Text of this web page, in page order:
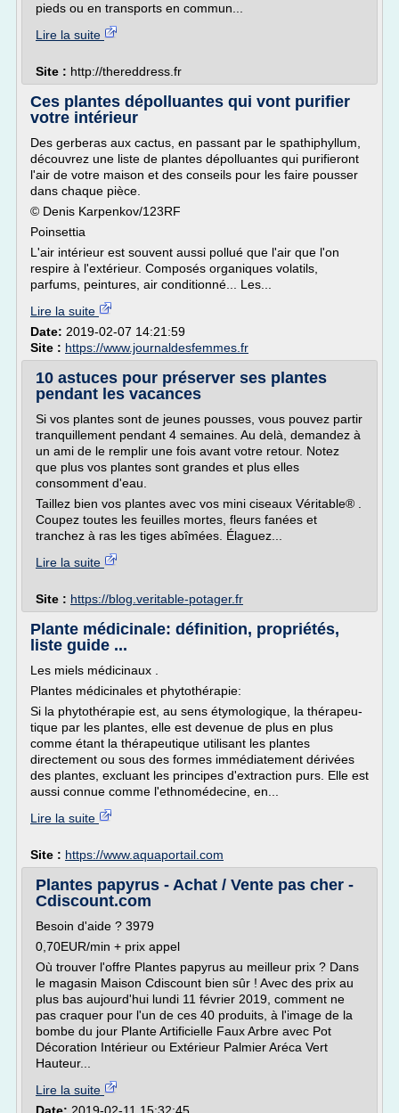
pieds ou en transports en commun...
Lire la suite
Site : http://thereddress.fr
Ces plantes dépolluantes qui vont purifier
votre intérieur
Des gerberas aux cactus, en passant par le spathiphyllum,
découvrez une liste de plantes dépolluantes qui purifieront
l'air de votre maison et des conseils pour les faire pousser
dans chaque pièce.
© Denis Karpenkov/123RF
Poinsettia
L'air intérieur est souvent aussi pollué que l'air que l'on
respire à l'extérieur. Composés organiques volatils,
parfums, peintures, air conditionné... Les...
Lire la suite
Date: 2019-02-07 14:21:59
Site : https://www.journaldesfemmes.fr
10 astuces pour préserver ses plantes
pendant les vacances
Si vos plantes sont de jeunes pousses, vous pouvez partir
tranquillement pendant 4 semaines. Au delà, demandez à
un ami de le remplir une fois avant votre retour. Notez
que plus vos plantes sont grandes et plus elles
consomment d'eau.
Taillez bien vos plantes avec vos mini ciseaux Véritable® .
Coupez toutes les feuilles mortes, fleurs fanées et
tranchez à ras les tiges abîmées. Élaguez...
Lire la suite
Site : https://blog.veritable-potager.fr
Plante médicinale: définition, propriétés,
liste guide ...
Les miels médicinaux .
Plantes médicinales et phytothérapie:
Si la phytothérapie est, au sens étymologique, la thérapeu­
tique par les plantes, elle est devenue de plus en plus
comme étant la thérapeutique utilisant les plantes
directement ou sous des formes immédiatement dérivées
des plantes, excluant les principes d'extraction purs. Elle est
aussi connue comme l'ethnomédecine, en...
Lire la suite
Site : https://www.aquaportail.com
Plantes papyrus - Achat / Vente pas cher -
Cdiscount.com
Besoin d'aide ? 3979
0,70EUR/min + prix appel
Où trouver l'offre Plantes papyrus au meilleur prix ? Dans
le magasin Maison Cdiscount bien sûr ! Avec des prix au
plus bas aujourd'hui lundi 11 février 2019, comment ne
pas craquer pour l'un de ces 40 produits, à l'image de la
bombe du jour Plante Artificielle Faux Arbre avec Pot
Décoration Intérieur ou Extérieur Palmier Aréca Vert
Hauteur...
Lire la suite